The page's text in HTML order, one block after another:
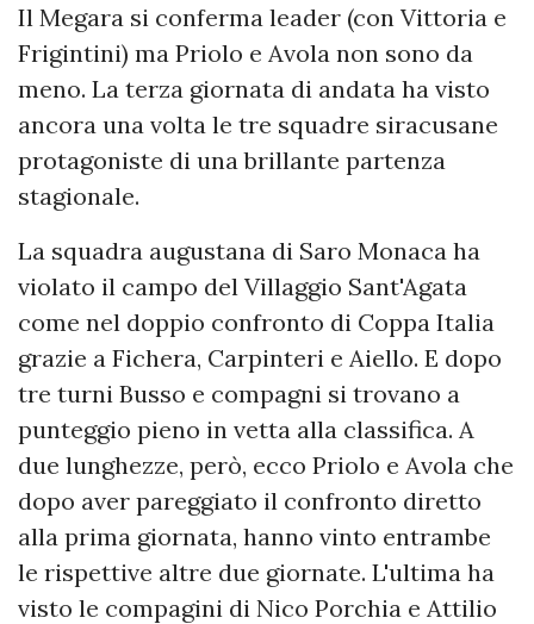
Il Megara si conferma leader (con Vittoria e
Frigintini) ma Priolo e Avola non sono da
meno. La terza giornata di andata ha visto
ancora una volta le tre squadre siracusane
protagoniste di una brillante partenza
stagionale.
La squadra augustana di Saro Monaca ha
violato il campo del Villaggio Sant'Agata
come nel doppio confronto di Coppa Italia
grazie a Fichera, Carpinteri e Aiello. E dopo
tre turni Busso e compagni si trovano a
punteggio pieno in vetta alla classifica. A
due lunghezze, però, ecco Priolo e Avola che
dopo aver pareggiato il confronto diretto
alla prima giornata, hanno vinto entrambe
le rispettive altre due giornate. L'ultima ha
visto le compagini di Nico Porchia e Attilio